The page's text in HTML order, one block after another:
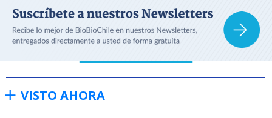
VISTO AHORA